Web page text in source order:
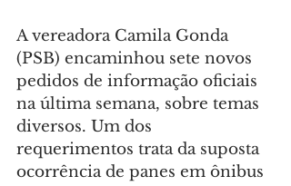
A vereadora Camila Gonda
(PSB) encaminhou sete novos
pedidos de informação oficiais
na última semana, sobre temas
diversos. Um dos
requerimentos trata da suposta
ocorrência de panes em ônibus